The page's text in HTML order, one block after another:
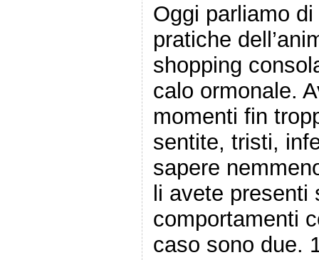
Oggi parliamo
pratiche
shopping
calo ormonale.
momenti fin
sentite, tristi,
sapere
li avete
comportamenti
caso sono due.